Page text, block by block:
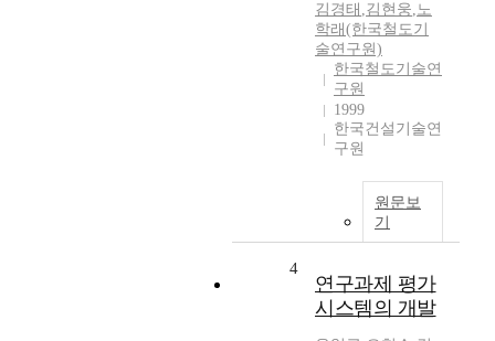
김경태 ,김현웅,노
학래(한국철도기
술연구원)
한국철도기술연
구원
1999
한국건설기술연
구원
원문보
기
4
연구과제 평가
시스템의 개발